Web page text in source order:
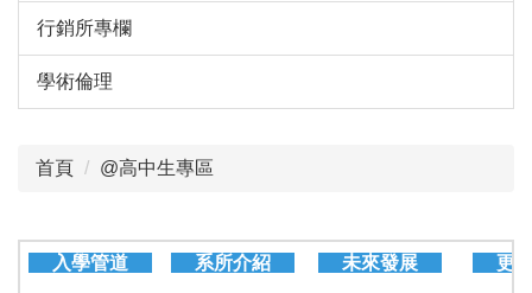
行銷所專欄
學術倫理
首頁 @高中生專區
入學管道 系所介紹 未來發展 更